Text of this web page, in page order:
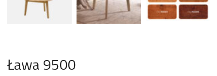
Ława 9500